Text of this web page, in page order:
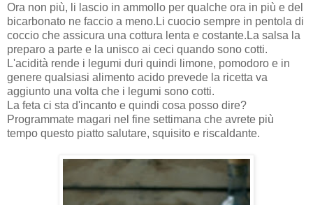
Ora non più, li lascio in ammollo per qualche ora in più e del
bicarbonato ne faccio a meno. Li cuocio sempre in pentola di
coccio che assicura una cottura lenta e costante. La salsa la
preparo a parte e la unisco ai ceci quando sono cotti.
L'acidità rende i legumi duri quindi limone, pomodoro e in
genere qualsiasi alimento acido prevede la ricetta va
aggiunto una volta che i legumi sono cotti.
La feta ci sta d'incanto e quindi cosa posso dire?
Programmate magari nel fine settimana che avrete più
tempo questo piatto salutare, squisito e riscaldante.